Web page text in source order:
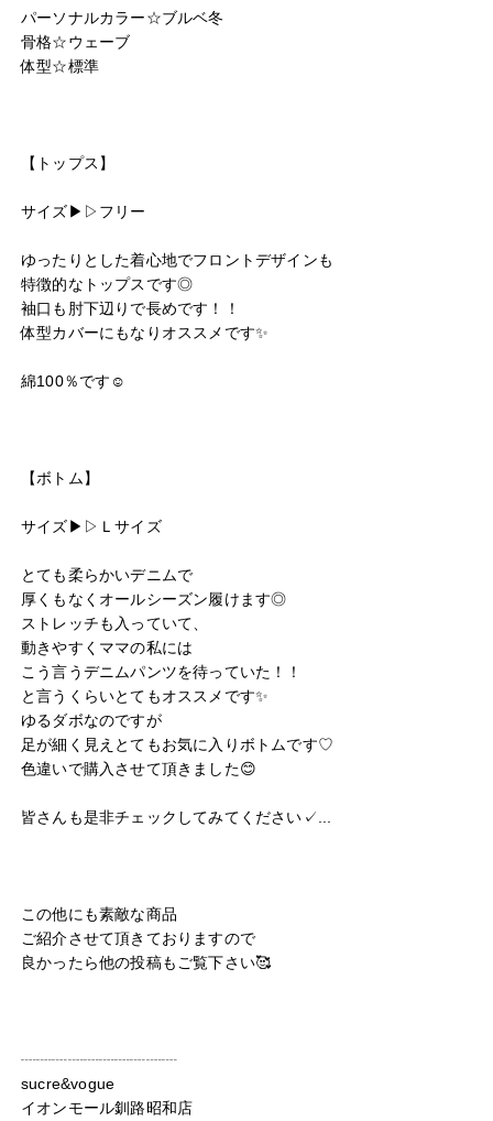
キーワード
パーソナルカラー☆ブルベ冬
骨格☆ウェーブ
体型☆標準
【トップス】
サイズ▶︎▷フリー
ゆったりとした着心地でフロントデザインも
特徴的なトップスです◎
袖口も肘下辺りで長めです！！
体型カバーにもなりオススメです✨️
綿100％です☺️
【ボトム】
サイズ▶︎▷Ｌサイズ
とても柔らかいデニムで
厚くもなくオールシーズン履けます◎
ストレッチも入っていて、
動きやすくママの私には
こう言うデニムパンツを待っていた！！
と言うくらいとてもオススメです✨️
ゆるダボなのですが
足が細く見えとてもお気に入りボトムです♡
色違いで購入させて頂きました😊
皆さんも是非チェックしてみてください✓﻿...
この他にも素敵な商品
ご紹介させて頂きておりますので
良かったら他の投稿もご覧下さい🥰
┈┈┈┈┈┈┈┈┈┈
sucre&vogue
イオンモール釧路昭和店